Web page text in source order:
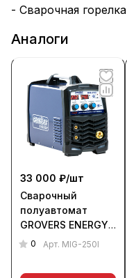
- Сварочная горелка
Аналоги
33 000 ₽/шт
Сварочный
полуавтомат
GROVERS ENERGY
MIG-200 (220 В)
0 Арт. MIG-250I